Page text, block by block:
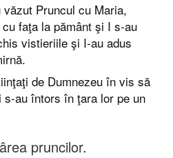
Pruncul cu Maria,
faţa la pământ şi I s-au
vistieriile şi I-au adus
de Dumnezeu în vis să
s-au întors în ţara lor pe un
pruncilor.